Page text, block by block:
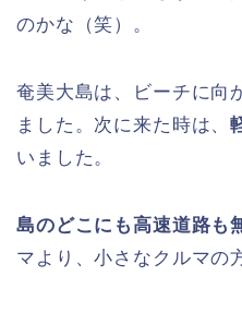
のかな（笑）。
奄美大島は、ビーチに向
ました。次に来た時は、
いました。
島のどこにも高速道路も
マより、小さなクルマの